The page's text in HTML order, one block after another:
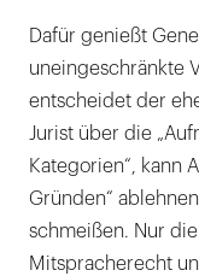
Dafür genießt
uneingeschränkte
entscheidet der
Jurist über die
Kategorien“, kann
Gründen“
schmeißen. Nur
Mitspracherecht